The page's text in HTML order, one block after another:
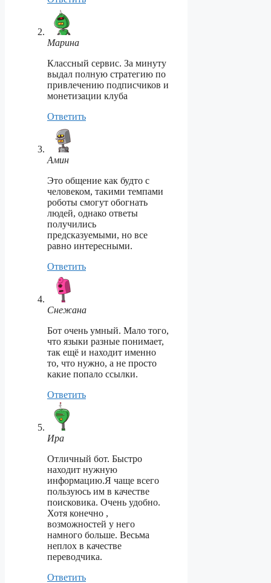
Марина
Классный сервис. За минуту
выдал полную стратегию по
привлечению подписчиков и
монетизации клуба
Ответить
Амин
Это общение как будто с
человеком, такими темпами
роботы смогут обогнать
людей, однако ответы
получились
предсказуемыми, но все
равно интересными.
Ответить
Снежана
Бот очень умный. Мало того,
что языки разные понимает,
так ещё и находит именно
то, что нужно, а не просто
какие попало ссылки.
Ответить
Ира
Отличный бот. Быстро
находит нужную
информацию.Я чаще всего
пользуюсь им в качестве
поисковика. Очень удобно.
Хотя конечно ,
возможностей у него
намного больше. Весьма
неплох в качестве
переводчика.
Ответить